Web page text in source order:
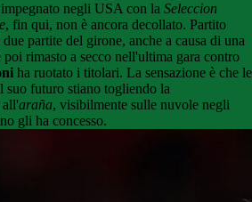
negli USA con la Seleccion
, fin qui, non è ancora decollato. Partito
partite del girone, anche a causa di una
rimasto a secco nell'ultima gara contro
ha ruotato i titolari. La sensazione è che le
futuro stiano togliendo la
all'araña, visibilmente sulle nuvole negli
gli ha concesso.